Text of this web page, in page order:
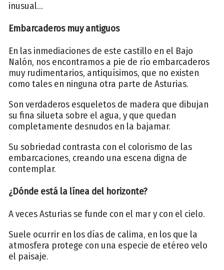
inusual...
Embarcaderos muy antiguos
En las inmediaciones de este castillo en el Bajo
Nalón, nos encontramos a pie de río embarcaderos
muy rudimentarios, antiquísimos, que no existen
como tales en ninguna otra parte de Asturias.
Son verdaderos esqueletos de madera que dibujan
su fina silueta sobre el agua, y que quedan
completamente desnudos en la bajamar.
Su sobriedad contrasta con el colorismo de las
embarcaciones, creando una escena digna de
contemplar.
¿Dónde está la línea del horizonte?
A veces Asturias se funde con el mar y con el cielo.
Suele ocurrir en los días de calima, en los que la
atmosfera protege con una especie de etéreo velo
el paisaje.